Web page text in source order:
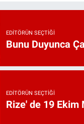
EDITÖRÜN SEÇTIĞI
Bunu Duyunca
EDITÖRÜN SEÇTIĞI
Rize' de 19